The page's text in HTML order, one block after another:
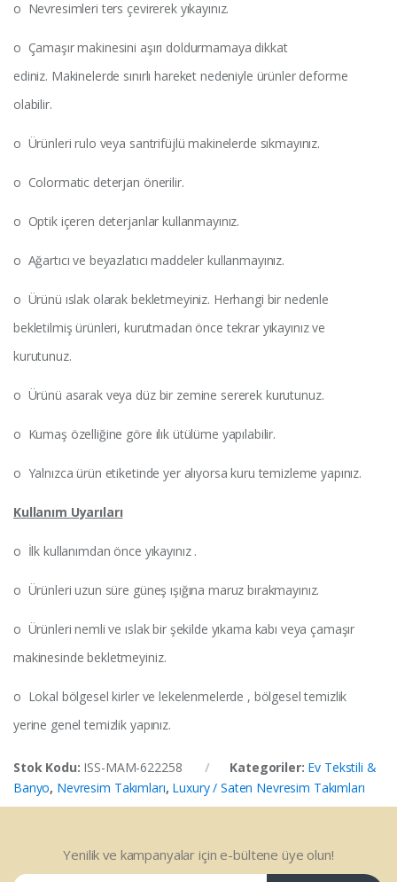
o Nevresimleri ters çevirerek yıkayınız.
o Çamaşır makinesini aşırı doldurmamaya dikkat
ediniz. Makinelerde sınırlı hareket nedeniyle ürünler deforme
olabilir.
o Ürünleri rulo veya santrifüjlü makinelerde sıkmayınız.
o Colormatic deterjan önerilir.
o Optik içeren deterjanlar kullanmayınız.
o Ağartıcı ve beyazlatıcı maddeler kullanmayınız.
o Ürünü ıslak olarak bekletmeyiniz. Herhangi bir nedenle
bekletilmiş ürünleri, kurutmadan önce tekrar yıkayınız ve
kurutunuz.
o Ürünü asarak veya düz bir zemine sererek kurutunuz.
o Kumaş özelliğine göre ılık ütülüme yapılabilir.
o Yalnızca ürün etiketinde yer alıyorsa kuru temizleme yapınız.
Kullanım Uyarıları
o İlk kullanımdan önce yıkayınız .
o Ürünleri uzun süre güneş ışığına maruz bırakmayınız.
o Ürünleri nemli ve ıslak bir şekilde yıkama kabı veya çamaşır
makinesinde bekletmeyiniz.
o Lokal bölgesel kirler ve lekelenmelerde , bölgesel temizlik
yerine genel temizlik yapınız.
Stok Kodu: ISS-MAM-622258 Kategoriler: Ev Tekstili &
Banyo, Nevresim Takımları, Luxury / Saten Nevresim Takımları
Yenilik ve kampanyalar için e-bültene üye olun!